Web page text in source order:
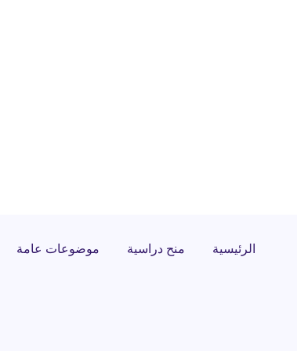
الرئيسية منح دراسية موضوعات عامة